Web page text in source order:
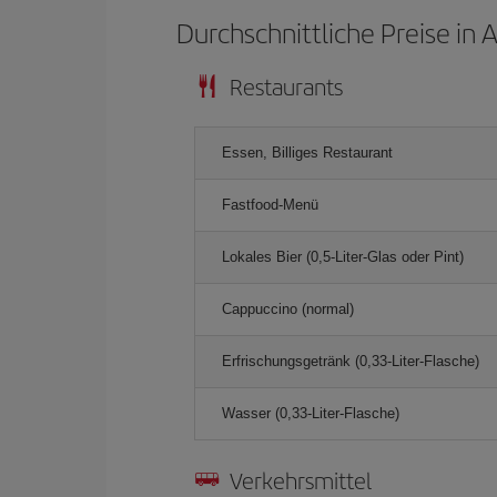
Durchschnittliche Preise in
Restaurants
Essen, Billiges Restaurant
Fastfood-Menü
Lokales Bier (0,5-Liter-Glas oder Pint)
Cappuccino (normal)
Erfrischungsgetränk (0,33-Liter-Flasche)
Wasser (0,33-Liter-Flasche)
Verkehrsmittel